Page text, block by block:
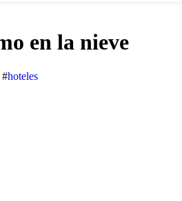
en la nieve
#hoteles